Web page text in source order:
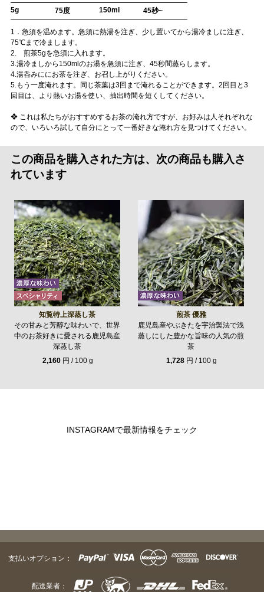
5g 75度 150ml 45秒~
1．急須を温めます。急須に熱湯を注ぎ、少し置いてから湯冷ましに注ぎ、
75℃まで冷まします。
2. 煎茶5gを急須に入れます。
3.湯冷ましから150mlのお湯を急須に注ぎ、45秒間蒸らします。
4.湯呑みににお茶を注ぎ、お召し上がりください。
5.もう一度淹れます。同じ茶葉は3回まで淹れることができます。2回目と3
回目は、より熱いお湯を使い、抽出時間を短くしてください。
❖ これは私たちがおすすめするお茶の淹れ方ですが、お好みは人それぞれな
ので、いろいろ試して自分にとって一番好きな淹れ方を見つけてください。
この商品を購入された方は、次の商品も購入さ
れています
知覧特上深蒸し茶
その甘みと芳醇な味わいで、世界
中のお茶好きに愛される鹿児島産
深蒸し茶
2,160 円 / 100 g
煎茶 優雅
鹿児島産やぶきたを宇治製法で浅
蒸しにした豊かな旨味の人気の煎
茶
1,728 円 / 100 g
INSTAGRAMで最新情報をチェック
支払いオプション：
配送業者：